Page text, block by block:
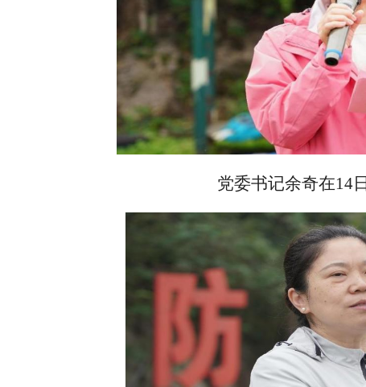
党委书记余奇在14